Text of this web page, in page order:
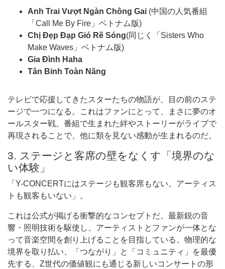
Anh Trai Vượt Ngàn Chông Gai (中国の人気番組
「Call Me By Fire」ベトナム版)
Chị Đẹp Đạp Gió Rẽ Sóng(同じく「Sisters Who
Make Waves」ベトナム版)
Gia Đình Haha
Tân Binh Toàn Năng
テレビで応援してきたスターたちの物語が、目の前のステ
ージで一つになる。これはファンにとって、まさに夢のオ
ールスター戦。番組で生まれた絆やストーリーがライブで
再現されることで、他に類を見ない感動が生まれるのだ。
3. ステージと客席の壁をなくす「境界のな
い体験」
「Y-CONCERTにはステージも観客席もない。アーティス
トも観客もいない」。
これは公式が掲げる衝撃的なコンセプトだ。最新鋭の音
響・照明技術を駆使し、アーティストとファンが一体とな
って音楽空間を創り上げることを目指している。物理的な
境界を取り払い、「つながり」と「コミュニティ」を最優
先する、Z世代の価値観にも通じる新しいコンサートの形